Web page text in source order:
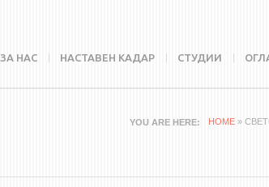
ЗА НАС НАСТАВЕН КАДАР СТУДИИ
YOU ARE HERE HOME »